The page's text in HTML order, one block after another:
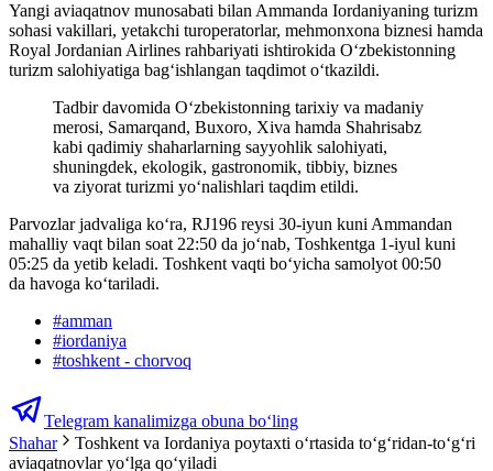
Yangi aviaqatnov munosabati bilan Ammanda Iordaniyaning turizm
sohasi vakillari, yetakchi turoperatorlar, mehmonxona biznesi hamda
Royal Jordanian Airlines rahbariyati ishtirokida O‘zbekistonning
turizm salohiyatiga bag‘ishlangan taqdimot o‘tkazildi.
Tadbir davomida O‘zbekistonning tarixiy va madaniy
merosi, Samarqand, Buxoro, Xiva hamda Shahrisabz
kabi qadimiy shaharlarning sayyohlik salohiyati,
shuningdek, ekologik, gastronomik, tibbiy, biznes
va ziyorat turizmi yo‘nalishlari taqdim etildi.
Parvozlar jadvaliga ko‘ra, RJ196 reysi 30-iyun kuni Ammandan
mahalliy vaqt bilan soat 22:50 da jo‘nab, Toshkentga 1-iyul kuni
05:25 da yetib keladi. Toshkent vaqti bo‘yicha samolyot 00:50
da havoga ko‘tariladi.
#amman
#iordaniya
#toshkent - chorvoq
Telegram kanalimizga obuna bo‘ling
Shahar
Toshkent va Iordaniya poytaxti o‘rtasida to‘g‘ridan-to‘g‘ri
aviaqatnovlar yo‘lga qo‘yiladi